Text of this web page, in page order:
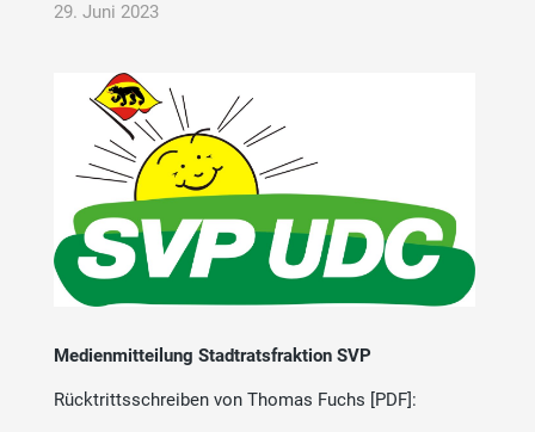
29. Juni 2023
Medienmitteilung Stadtratsfraktion SVP
Rücktrittsschreiben von Thomas Fuchs [PDF]: